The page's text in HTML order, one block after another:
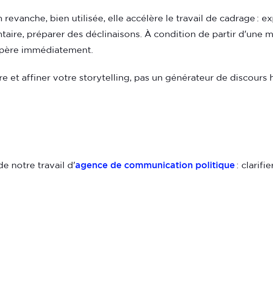
bien utilisée, elle accélère le travail de cadrage :
préparer des déclinaisons. À condition de partir d'une
immédiatement.
et affiner votre storytelling, pas un générateur de discours
notre travail d'agence de communication politique :